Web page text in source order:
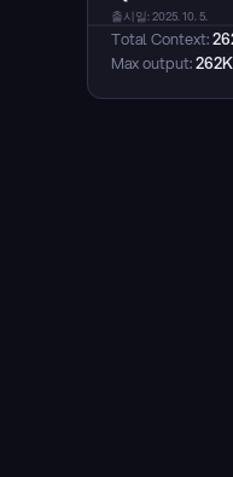
출시일: 2025. 10. 5.
Total Context:
Max output: 262K